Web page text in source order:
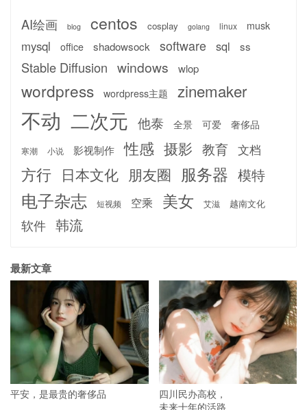
AI绘画 blog centos cosplay golang linux musk
mysql office shadowsock software sql ss
Stable Diffusion windows wlop
wordpress wordpress主题 zinemaker
不动 二次元 他泰 全景 可爱 奢侈品
寒潮 小说 影视制作 性感 摄影 教育 文档
方行 日本文化 朋友圈 服务器 模特
电子杂志 短视频 空乘 美女 艾滋 越南文化
软件 韩流
最新文章
平安，是最贵的奢侈品
四川民办高校，
未来十年的活路